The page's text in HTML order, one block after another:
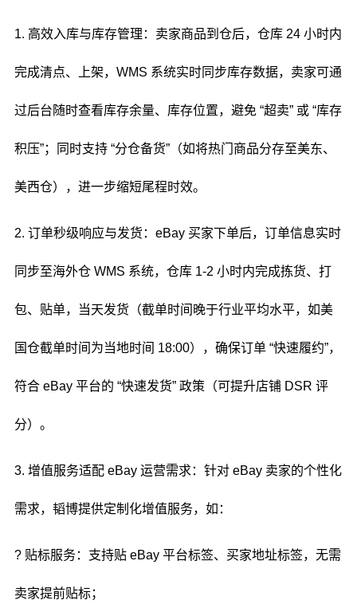
1. 高效入库与库存管理：卖家商品到仓后，仓库 24 小时内
完成清点、上架，WMS 系统实时同步库存数据，卖家可通
过后台随时查看库存余量、库存位置，避免 “超卖” 或 “库存
积压”；同时支持 “分仓备货”（如将热门商品分存至美东、
美西仓），进一步缩短尾程时效。
2. 订单秒级响应与发货：eBay 买家下单后，订单信息实时
同步至海外仓 WMS 系统，仓库 1-2 小时内完成拣货、打
包、贴单，当天发货（截单时间晚于行业平均水平，如美
国仓截单时间为当地时间 18:00），确保订单 “快速履约”，
符合 eBay 平台的 “快速发货” 政策（可提升店铺 DSR 评
分）。
3. 增值服务适配 eBay 运营需求：针对 eBay 卖家的个性化
需求，韬博提供定制化增值服务，如：
? 贴标服务：支持贴 eBay 平台标签、买家地址标签，无需
卖家提前贴标；